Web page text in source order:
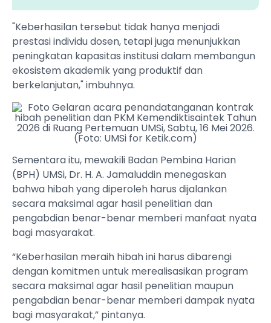
"Keberhasilan tersebut tidak hanya menjadi
prestasi individu dosen, tetapi juga menunjukkan
peningkatan kapasitas institusi dalam membangun
ekosistem akademik yang produktif dan
berkelanjutan," imbuhnya.
Sementara itu, mewakili Badan Pembina Harian
(BPH) UMSi, Dr. H. A. Jamaluddin menegaskan
bahwa hibah yang diperoleh harus dijalankan
secara maksimal agar hasil penelitian dan
pengabdian benar-benar memberi manfaat nyata
bagi masyarakat.
“Keberhasilan meraih hibah ini harus dibarengi
dengan komitmen untuk merealisasikan program
secara maksimal agar hasil penelitian maupun
pengabdian benar-benar memberi dampak nyata
bagi masyarakat,” pintanya.